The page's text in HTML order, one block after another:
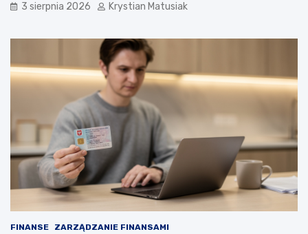
3 sierpnia 2026 Krystian Matusiak
FINANSE ZARZĄDZANIE FINANSAMI